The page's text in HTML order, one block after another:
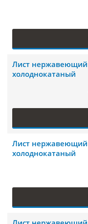
Лист нержавеющий
холоднокатаный
Лист нержавеющий
холоднокатаный